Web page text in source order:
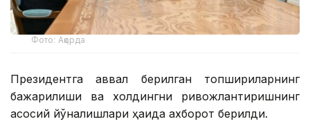
Фото: Ақорда
Президентга аввал берилган топшириқларнинг
бажарилиши ва холдингни ривожлантиришнинг
асосий йўналишлари ҳақида ахборот берилди.